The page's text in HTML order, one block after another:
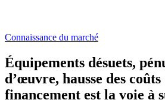
Connaissance du marché
Équipements désuets,
d’œuvre, hausse des coûts
financement est la voie à